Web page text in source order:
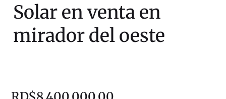
Solar en venta en
mirador del oeste